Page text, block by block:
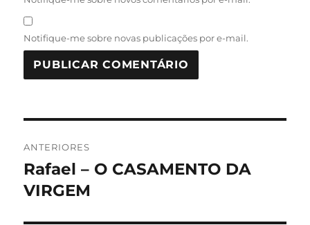
Notifique-me sobre novas publicações por e-mail.
de
Post
ANTERIORES
Post
anterior:
Rafael – O CASAMENTO DA
VIRGEM